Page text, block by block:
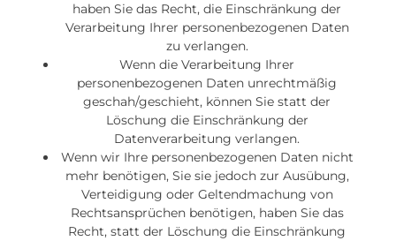
haben Sie das Recht, die Einschränkung der
Verarbeitung Ihrer personenbezogenen Daten
zu verlangen.
Wenn die Verarbeitung Ihrer
personenbezogenen Daten unrechtmäßig
geschah/geschieht, können Sie statt der
Löschung die Einschränkung der
Datenverarbeitung verlangen.
Wenn wir Ihre personenbezogenen Daten nicht
mehr benötigen, Sie sie jedoch zur Ausübung,
Verteidigung oder Geltendmachung von
Rechtsansprüchen benötigen, haben Sie das
Recht, statt der Löschung die Einschränkung